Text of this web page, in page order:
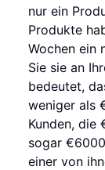
nur ein
Produkte
Wochen ein
Sie sie an
bedeutet,
weniger als
Kunden,
sogar
einer von